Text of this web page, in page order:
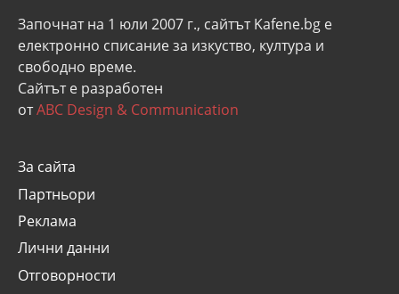
Започнат на 1 юли 2007 г., сайтът Kafene.bg e
eлектронно списание за изкуство, култура и
свободно време.
Сайтът е разработен
отABC Design & Communication
За сайта
Партньори
Реклама
Лични данни
Отговорности